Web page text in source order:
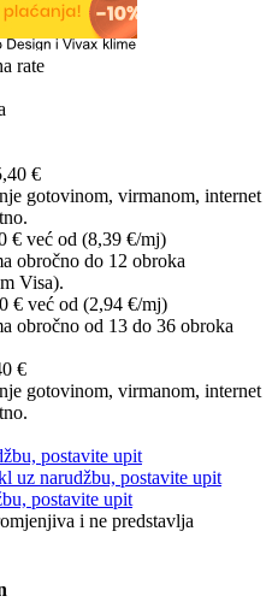
rate
€
gotovinom, virmanom, internet
€ već od (8,39 €/mj)
obročno do 12 obroka
Visa).
€ već od (2,94 €/mj)
obročno od 13 do 36 obroka
€
gotovinom, virmanom, internet
postavite upit
uz narudžbu, postavite upit
postavite upit
i ne predstavlja